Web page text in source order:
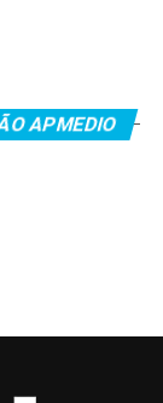
APMEDIO